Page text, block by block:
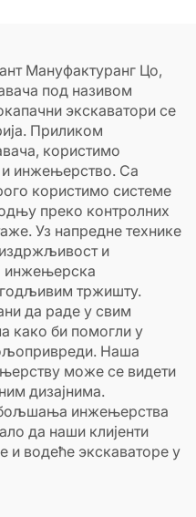
Мануфактуранг Цо,
под називом
экскаватори се
Приликом
користимо
и инжењерство. Са
користимо системе
преко контролних
Уз напредне технике
и
инжењерска
тржишту.
да раде у свим
како би помогли у
Наша
може се видети
дизајнима.
инжењерства
да наши клијенти
и водеће экскаваторе у